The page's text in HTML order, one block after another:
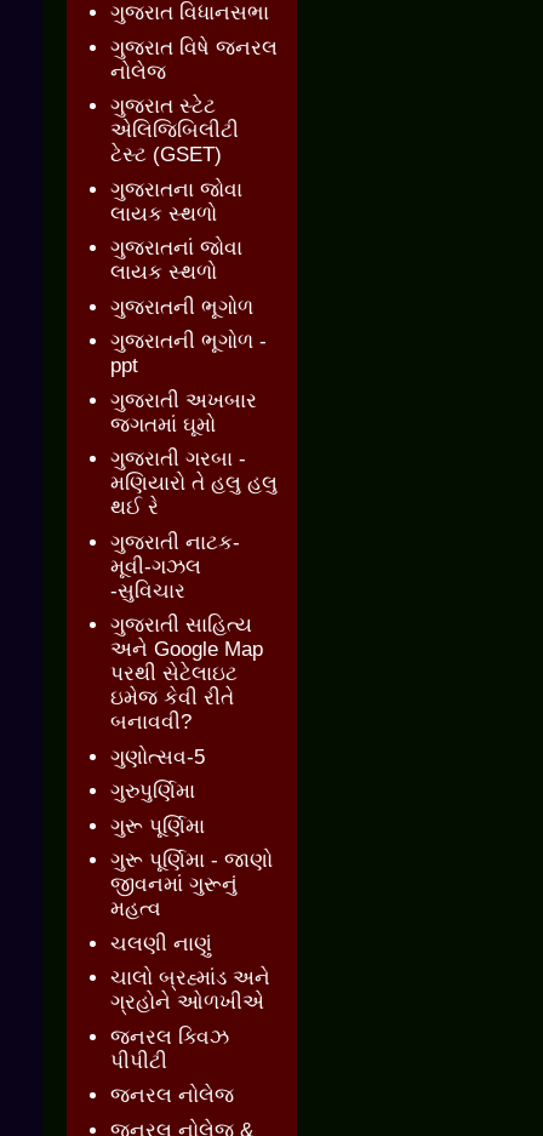
ગુજરાત વિધાનસભા
ગુજરાત વિષે જનરલ
નોલેજ
ગુજરાત સ્ટેટ
એલિજિબિલીટી
ટેસ્ટ (GSET)
ગુજરાતના જોવા
લાયક સ્થળો
ગુજરાતનાં જોવા
લાયક સ્થળો
ગુજરાતની ભૂગોળ
ગુજરાતની ભૂગોળ -
ppt
ગુજરાતી અખબાર
જગતમાં ઘૂમો
ગુજરાતી ગરબા -
મણિયારો તે હલુ હલુ
થઈ રે
ગુજરાતી નાટક-
મૂવી-ગઝલ
-સુવિચાર
ગુજરાતી સાહિત્ય
અને Google Map
પરથી સેટેલાઇટ
ઇમેજ કેવી રીતે
બનાવવી?
ગુણોત્સવ-5
ગુરુપુર્ણિમા
ગુરૂ પૂર્ણિમા
ગુરૂ પૂર્ણિમા - જાણો
જીવનમાં ગુરૂનું
મહત્વ
ચલણી નાણું
ચાલો બ્રહ્માંડ અને
ગ્રહોને ઓળખીએ
જનરલ ક્વિઝ
પીપીટી
જનરલ નોલેજ
જનરલ નોલેજ &